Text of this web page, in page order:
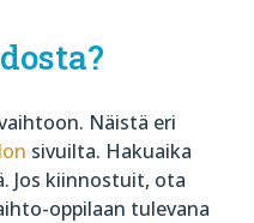
Näistä eri
sivuilta. Hakuaika
Jos kiinnostuit, ota
oppilaan tulevana